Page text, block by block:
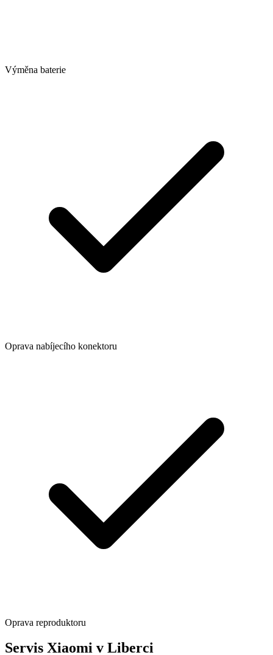
Výměna baterie
Oprava nabíjecího konektoru
Oprava reproduktoru
Servis Xiaomi v Liberci